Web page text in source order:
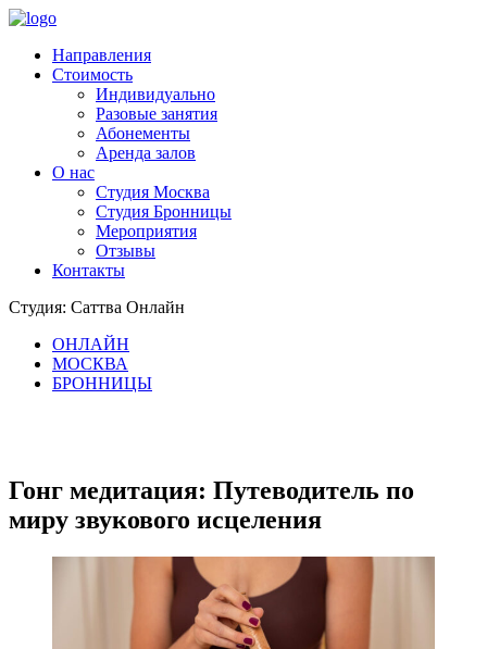
Направления
Стоимость
Индивидуально
Разовые занятия
Абонементы
Аренда залов
О нас
Студия Москва
Студия Бронницы
Мероприятия
Отзывы
Контакты
Студия: Саттва Онлайн
ОНЛАЙН
МОСКВА
БРОННИЦЫ
Гонг медитация: Путеводитель по
миру звукового исцеления